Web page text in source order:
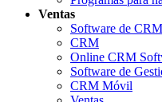
Ventas
Software de
CRM
Online CRM
Software de
CRM Móvil